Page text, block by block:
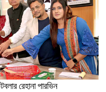
রেহানা পারভিন